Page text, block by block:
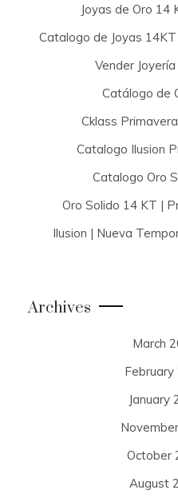
Joyas de Oro 14
Catalogo de Joyas
Vender
Catálogo de
Cklass
Catalogo Ilusion
Catalogo Oro
Oro Solido 14 KT |
Ilusion | Nueva
Archives
March
February
January
October
August